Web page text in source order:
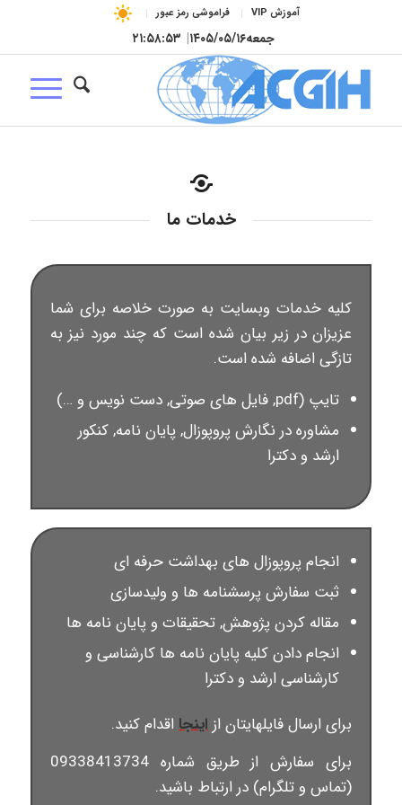
آموزش VIP فراموشی رمز عبور
جمعه۱۴۰۵/۰۵/۱۶| ۲۱:۵۸:۵۴
خدمات ما
کلیه خدمات وبسایت به صورت خلاصه برای شما
عزیزان در زیر بیان شده است که چند مورد نیز به
تازگی اضافه شده است.
تایپ (pdf, فایل های صوتی, دست نویس و …)
مشاوره در نگارش پروپوزال, پایان نامه, کنکور
ارشد و دکترا
انجام پروپوزال های بهداشت حرفه ای
ثبت سفارش پرسشنامه ها و ولیدسازی
مقاله کردن پژوهش, تحقیقات و پایان نامه ها
انجام دادن کلیه پایان نامه ها کارشناسی و
کارشناسی ارشد و دکترا
برای ارسال فایلهایتان ازاینجااقدام کنید.
برای سفارش از طریق شماره 09338413734
(تماس و تلگرام) در ارتباط باشید.